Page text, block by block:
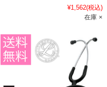
¥1,562(税込)
在庫 ×